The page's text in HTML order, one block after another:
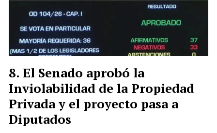
El Senado aprobó la
Inviolabilidad de la Propiedad
Privada y el proyecto pasa a
Diputados